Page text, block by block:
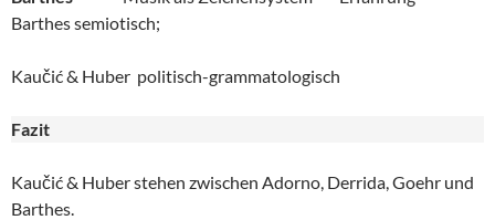
Barthes semiotisch;
Kaučić & Huber politisch-grammatologisch
Fazit
Kaučić & Huber stehen zwischen Adorno, Derrida, Goehr und
Barthes.